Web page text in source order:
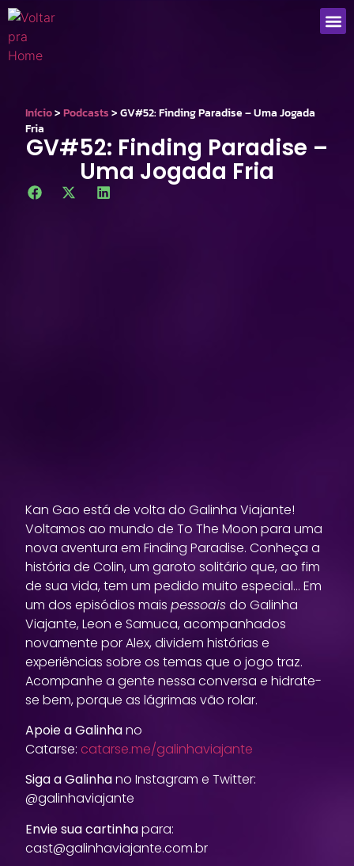
Início>Podcasts >GV#52: Finding Paradise – Uma Jogada
Fria
GV#52: Finding Paradise –
Uma Jogada Fria
Kan Gao está de volta do Galinha Viajante!
Voltamos ao mundo de To The Moon para uma
nova aventura em Finding Paradise. Conheça a
história de Colin, um garoto solitário que, ao fim
de sua vida, tem um pedido muito especial… Em
um dos episódios maispessoaisdo Galinha
Viajante, Leon e Samuca, acompanhados
novamente por Alex, dividem histórias e
experiências sobre os temas que o jogo traz.
Acompanhe a gente nessa conversa e hidrate-
se bem, porque as lágrimas vão rolar.
Apoie a Galinhano
Catarse: catarse.me/galinhaviajante
Siga a Galinhano Instagram e Twitter:
@galinhaviajante
Envie sua cartinhapara:
cast@galinhaviajante.com.br